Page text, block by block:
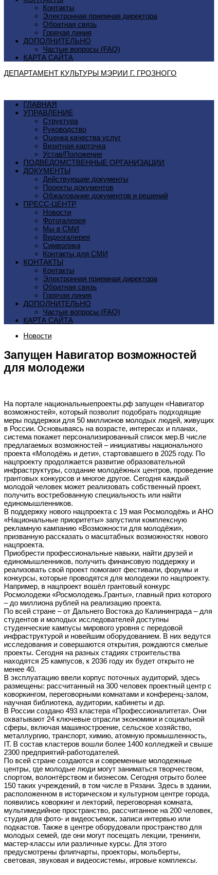
Контакты
Электронная приемная директора
Обратная связь
Горячая линия
ДОПОЛНИТЕЛЬНО
Частые вопросы (FAQ)
КАРТА САЙТА
ДЕПАРТАМЕНТ КУЛЬТУРЫ МЭРИИ Г. ГРОЗНОГO
ГЛАВНАЯ
УПРАВЛЕНИЕ
Структура
Руководство
Оценка качества услуг
Визитная карточка
Устав/Положение
ПОДВЕДОМСТВЕННЫЕ ОРГАНИЗАЦИИ
ДОКУМЕНТЫ
Действующие документы
Проекты документов
Обжалование документов и решений
ПРЕСС-ЦЕНТР
Новости
Фотогалерея
Мы в СМИ
Видеогалерея
Символика
Контакты для СМИ
КОНТАКТЫ
Контакты
Электронная приемная директора
Обратная связь
Горячая линия
ДОПОЛНИТЕЛЬНО
Частые вопросы (FAQ)
КАРТА САЙТА
Новости
Запущен Навигатор возможностей
для молодежи
На портале национальныепроекты.рф запущен «Навигатор
возможностей», который позволит подобрать подходящие
меры поддержки для 50 миллионов молодых людей, живущих
в России. Основываясь на возрасте, интересах и планах,
система покажет персонализированный список мер.В числе
предлагаемых возможностей – инициативы национального
проекта «Молодёжь и дети», стартовавшего в 2025 году. По
нацпроекту продолжается развитие образовательной
инфраструктуры, создание молодёжных центров, проведение
грантовых конкурсов и многое другое. Сегодня каждый
молодой человек может реализовать собственный проект,
получить востребованную специальность или найти
единомышленников.
В поддержку нового нацпроекта с 19 мая Росмолодёжь и АНО
«Национальные приоритеты» запустили комплексную
рекламную кампанию «Возможности для молодёжи»,
призванную рассказать о масштабных возможностях нового
нацпроекта.
Приобрести профессиональные навыки, найти друзей и
единомышленников, получить финансовую поддержку и
реализовать свой проект помогают фестивали, форумы и
конкурсы, которые проводятся для молодежи по нацпроекту.
Например, в нацпроект вошёл грантовый конкурс
Росмолодежи «Росмолодежь.Гранты», главный приз которого
– до миллиона рублей на реализацию проекта.
По всей стране – от Дальнего Востока до Калининграда – для
студентов и молодых исследователей доступны
студенческие кампусы мирового уровня с передовой
инфраструктурой и новейшим оборудованием. В них ведутся
исследования и совершаются открытия, рождаются смелые
проекты. Сегодня на разных стадиях строительства
находятся 25 кампусов, к 2036 году их будет открыто не
менее 40.
В эксплуатацию ввели корпус поточных аудиторий, здесь
размещены: рассчитанный на 300 человек проектный центр с
коворкингом, переговорными комнатами и конференц-залом,
научная библиотека, аудитории, кабинеты и др.
В России создано 493 кластера «Профессионалитета». Они
охватывают 24 ключевые отрасли экономики и социальной
сферы, включая машиностроение, сельское хозяйство,
металлургию, транспорт, химию, атомную промышленность,
IT. В состав кластеров вошли более 1400 колледжей и свыше
2300 предприятий-работодателей.
По всей стране создаются и современные молодежные
центры, где молодые люди могут заниматься творчеством,
спортом, волонтёрством и бизнесом. Сегодня отрыто более
150 таких учреждений, в том числе в Рязани. Здесь в здании,
расположенном в историческом и культурном центре города,
появились коворкинг и лекторий, переговорная комната,
мультимедийное пространство, рассчитанное на 200 человек,
студия для фото- и видеосъемок, записи интервью или
подкастов. Также в центре оборудовали пространство для
молодых семей, где они могут посещать лекции, тренинги,
мастер-классы или различные курсы. Для этого
предусмотрены флипчарты, проекторы, мольберты,
световая, звуковая и видеосистемы, игровые комплексы.